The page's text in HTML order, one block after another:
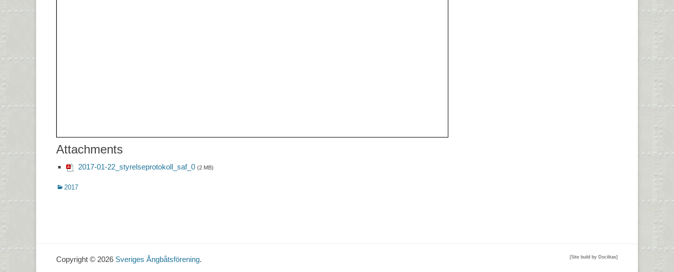
Attachments
2017-01-22_styrelseprotokoll_saf_0 (2 MB)
Kategorier
2017
Copyright © 2026 Sveriges Ångbåtsförening. [Site build by Docilitas]